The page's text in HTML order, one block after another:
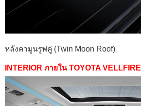
หลังคามูนรูฟคู่ (Twin Moon Roof)
INTERIOR ภายใน TOYOTA VELLFIRE